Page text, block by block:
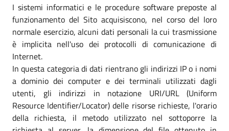
I sistemi informatici e le procedure software preposte al
funzionamento del Sito acquisiscono, nel corso del loro
normale esercizio, alcuni dati personali la cui trasmissione
è implicita nell'uso dei protocolli di comunicazione di
Internet.
In questa categoria di dati rientrano gli indirizzi IP o i nomi
a dominio dei computer e dei terminali utilizzati dagli
utenti, gli indirizzi in notazione URI/URL (Uniform
Resource Identifier/Locator) delle risorse richieste, l'orario
della richiesta, il metodo utilizzato nel sottoporre la